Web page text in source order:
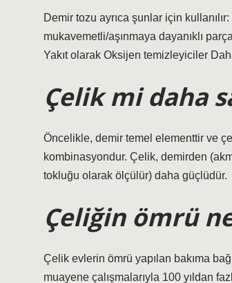
Demir tozu ayrıca şunlar için
mukavemetli/aşınmaya dayanıklı
Yakıt olarak Oksijen temizleyiciler
Çelik mi daha
Öncelikle, demir temel elementtir ve
kombinasyondur. Çelik, demirden
tokluğu olarak ölçülür) daha güçlüdür.
Çeliğin ömrü
Çelik evlerin ömrü yapılan bakıma
muayene çalışmalarıyla 100 yıldan